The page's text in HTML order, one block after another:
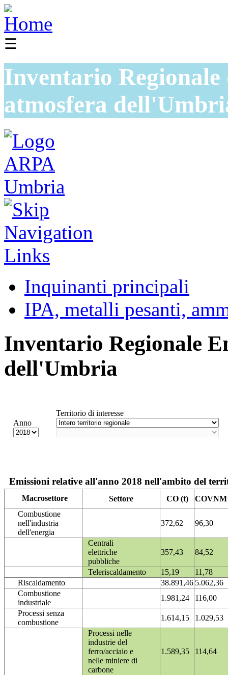
☰
Inventario
atmosfera
Inquinanti principali
IPA, metalli pesanti,
Inventario Regionale
dell'Umbria
Anno
Territorio di interesse
Emissioni relative all'anno 2018 nell'ambito del
Macrosettore Settore CO (t)
COVNM
Combustione
nell'industria
dell'energia
372,62 96,30
Centrali
elettriche
pubbliche
357,43 84,52
Teleriscaldamento 15,19
11,78
Riscaldamento
38.891,46 5.062,36
Combustione
industriale
1.981,24
116,00
Processi senza
combustione
1.614,15
1.029,53
Processi nelle
industrie del
ferro/acciaio e
nelle miniere di
carbone
1.589,35 114,64